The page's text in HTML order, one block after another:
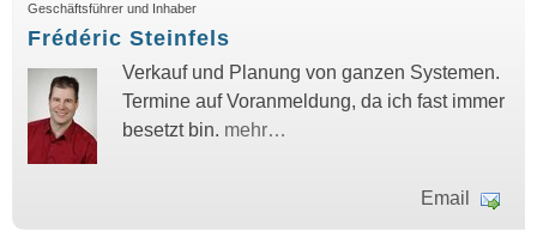
Geschäftsführer und Inhaber
Frédéric Steinfels
Verkauf und Planung von ganzen Systemen.
Termine auf Voranmeldung, da ich fast immer
besetzt bin. mehr…
Email